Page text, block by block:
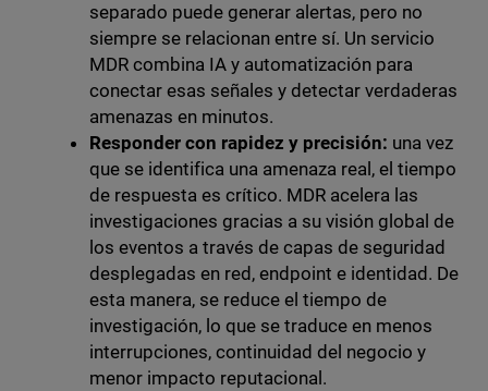
separado puede generar alertas, pero no
siempre se relacionan entre sí. Un servicio
MDR combina IA y automatización para
conectar esas señales y detectar verdaderas
amenazas en minutos.
Responder con rapidez y precisión: una vez
que se identifica una amenaza real, el tiempo
de respuesta es crítico. MDR acelera las
investigaciones gracias a su visión global de
los eventos a través de capas de seguridad
desplegadas en red, endpoint e identidad. De
esta manera, se reduce el tiempo de
investigación, lo que se traduce en menos
interrupciones, continuidad del negocio y
menor impacto reputacional.